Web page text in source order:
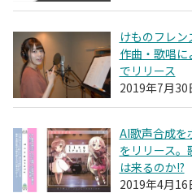
けものフレン
作曲・歌唱
でリリース
2019年7月30
AI歌声合成を
をリリース。
は来るのか!?
2019年4月16